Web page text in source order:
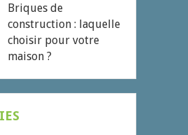
Briques de
construction : laquelle
choisir pour votre
maison ?